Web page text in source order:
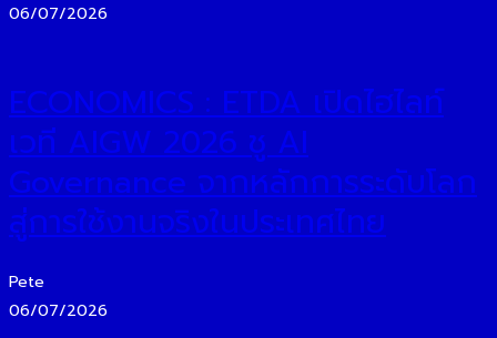
06/07/2026
ECONOMICS : ETDA เปิดไฮไลท์
เวที AIGW 2026 ชู AI
Governance จากหลักการระดับโลก
สู่การใช้งานจริงในประเทศไทย
Pete
06/07/2026